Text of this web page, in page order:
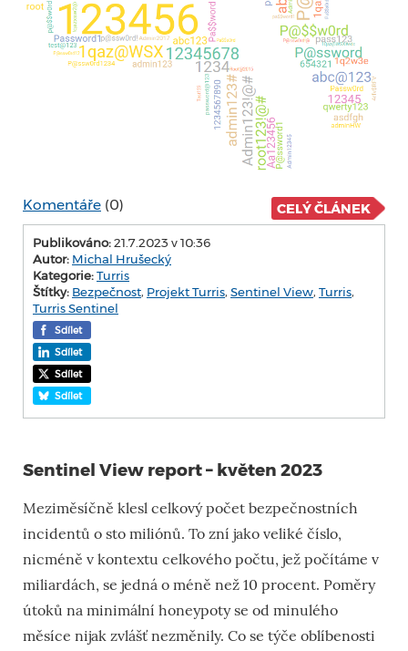
Komentáře (0) CELÝ ČLÁNEK
Publikováno:21.7.2023 v 10:36
Autor: Michal Hrušecký
Kategorie:Turris
Štítky: Bezpečnost, Projekt Turris, Sentinel View, Turris,
Turris Sentinel
Sdílet
Sdílet
Sdílet
Sdílet
Sentinel View report – květen 2023
Meziměsíčně klesl celkový počet bezpečnostních
incidentů o sto miliónů. To zní jako veliké číslo,
nicméně v kontextu celkového počtu, jež počítáme v
miliardách, se jedná o méně než 10 procent. Poměry
útoků na minimální honeypoty se od minulého
měsíce nijak zvlášť nezměnily. Co se týče oblíbenosti